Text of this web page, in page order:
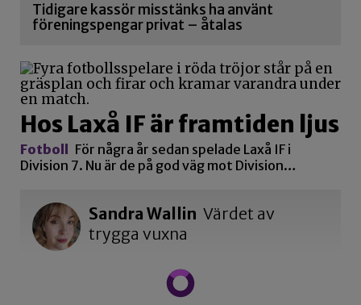
Tidigare kassör misstänks ha använt
föreningspengar privat – åtalas
Hos Laxå IF är framtiden ljus
Fotboll
För några år sedan spelade Laxå IF i
Division 7. Nu är de på god väg mot Division…
Sandra Wallin Värdet av
trygga vuxna